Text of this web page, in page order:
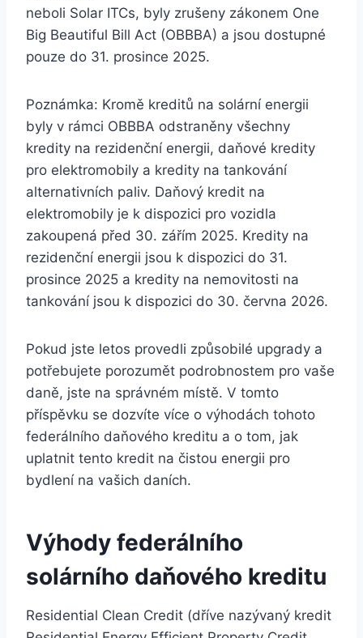
neboli Solar ITCs, byly zrušeny zákonem One
Big Beautiful Bill Act (OBBBA) a jsou dostupné
pouze do 31. prosince 2025.
Poznámka: Kromě kreditů na solární energii
byly v rámci OBBBA odstraněny všechny
kredity na rezidenční energii, daňové kredity
pro elektromobily a kredity na tankování
alternativních paliv. Daňový kredit na
elektromobily je k dispozici pro vozidla
zakoupená před 30. zářím 2025. Kredity na
rezidenční energii jsou k dispozici do 31.
prosince 2025 a kredity na nemovitosti na
tankování jsou k dispozici do 30. června 2026.
Pokud jste letos provedli způsobilé upgrady a
potřebujete porozumět podrobnostem pro vaše
daně, jste na správném místě. V tomto
příspěvku se dozvíte více o výhodách tohoto
federálního daňového kreditu a o tom, jak
uplatnit tento kredit na čistou energii pro
bydlení na vašich daních.
Výhody federálního
solárního daňového kreditu
Residential Clean Credit (dříve nazývaný kredit